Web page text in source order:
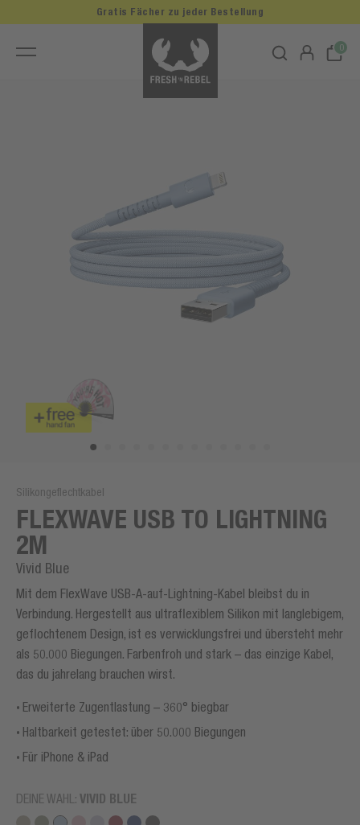
0
Gratis Fächer zu jeder Bestellung
Silikongeflechtkabel
FLEXWAVE USB TO LIGHTNING
2M
Vivid Blue
Mit dem FlexWave USB-A-auf-Lightning-Kabel bleibst du in
Verbindung. Hergestellt aus ultraflexiblem Silikon mit langlebigem,
geflochtenem Design, ist es verwicklungsfrei und übersteht mehr
als 50.000 Biegungen. Farbenfroh und stark – das einzige Kabel,
das du jahrelang brauchen wirst.
Erweiterte Zugentlastung – 360° biegbar
Haltbarkeit getestet: über 50.000 Biegungen
Für iPhone & iPad
DEINE WAHL: VIVID BLUE